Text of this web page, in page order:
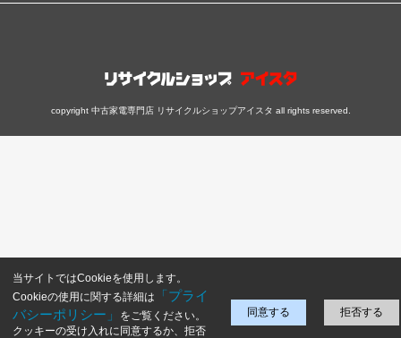
当サイトではCookieを使用します。
Cookieの使用に関する詳細は
「プライ
バシーポリシー」
をご覧ください。
クッキーの受け入れに同意するか、拒否
同意する 拒否する
copyright 中古家電専門店 リサイクルショップアイスタ all rights reserved.